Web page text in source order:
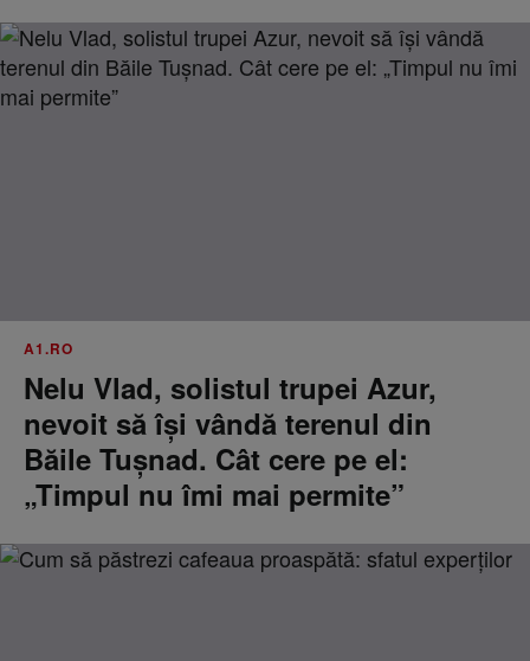
A1.RO
Nelu Vlad, solistul trupei Azur,
nevoit să își vândă terenul din
Băile Tușnad. Cât cere pe el:
„Timpul nu îmi mai permite”